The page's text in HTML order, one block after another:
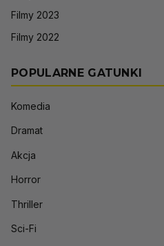
Filmy 2023
Filmy 2022
POPULARNE GATUNKI
Komedia
Dramat
Akcja
Horror
Thriller
Sci-Fi